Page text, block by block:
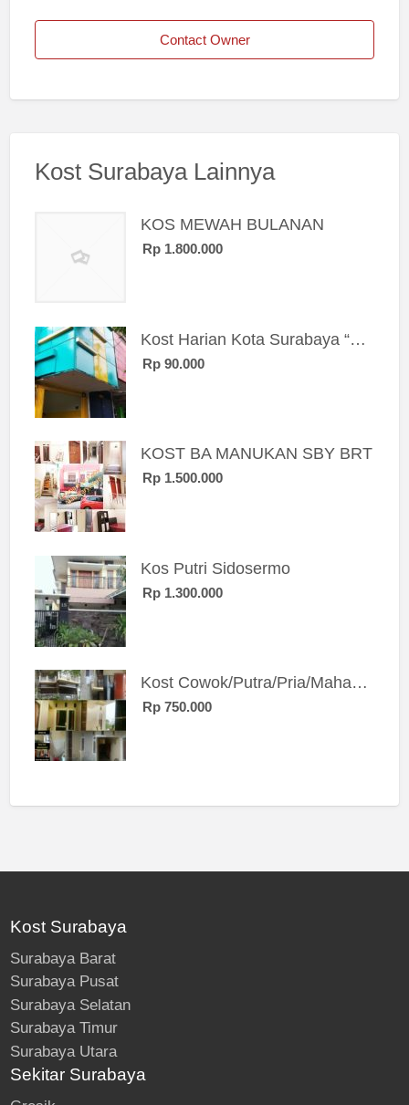
Contact Owner
Kost Surabaya Lainnya
KOS MEWAH BULANAN
Rp 1.800.000
Kost Harian Kota Surabaya “Sierra Kost”
Rp 90.000
KOST BA MANUKAN SBY BRT
Rp 1.500.000
Kos Putri Sidosermo
Rp 1.300.000
Kost Cowok/Putra/Pria/Mahasiswa/Karyawan SIngle eksklusif bangunan baru
Rp 750.000
Kost Surabaya
Surabaya Barat
Surabaya Pusat
Surabaya Selatan
Surabaya Timur
Surabaya Utara
Sekitar Surabaya